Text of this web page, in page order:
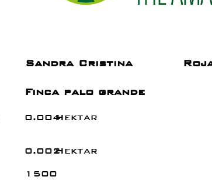
Sandra Cristina
Finca palo grande
0.004Hektar
0.002Hektar
1500